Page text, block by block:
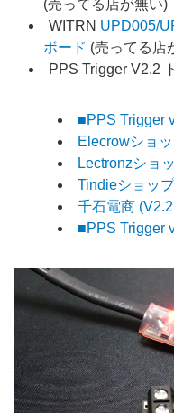
(売ってる店が無い)
WITRN UPD005/
ボード (売ってる店
PPS Trigger V2.2
■PPS Trigger
Elecrowショ
Lectronzショ
Tindieショップ
千石電商
■PPS Trigger